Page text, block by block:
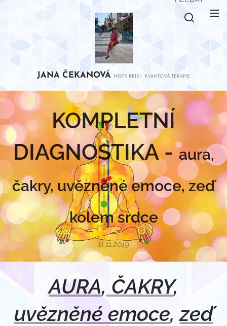
JANA ČEKANOVÁ MISTR REIKI, KVANTOVÁ TERAPIE
KOMPLETNÍ
DIAGNOSTIKA -aura,
čakry, uvězněné emoce, zeď
kolem srdce
11.11.2019
AURA, ČAKRY,
uvězněné emoce,zeď